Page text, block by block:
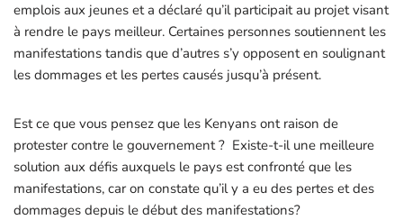
emplois aux jeunes et a déclaré qu’il participait au projet visant
à rendre le pays meilleur. Certaines personnes soutiennent les
manifestations tandis que d’autres s’y opposent en soulignant
les dommages et les pertes causés jusqu’à présent.
Est ce que vous pensez que les Kenyans ont raison de
protester contre le gouvernement ? Existe-t-il une meilleure
solution aux défis auxquels le pays est confronté que les
manifestations, car on constate qu’il y a eu des pertes et des
dommages depuis le début des manifestations?